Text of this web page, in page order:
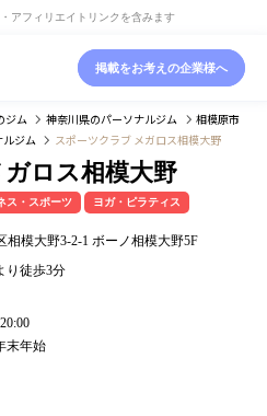
アフィリエイトリンクを含みます
掲載をお考えの企業様へ
ジム 神奈川県のパーソナルジム
相模原市
ルジム スポーツクラブ メガロス相模大野
ロス相模大野
ス・スポーツ ヨガ・ピラティス
相模大野3-2-1 ボーノ相模大野5F
り徒歩3分
末年始